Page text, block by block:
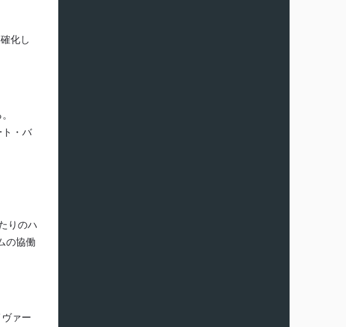
化し
・バ
りのハ
の協働
ァー